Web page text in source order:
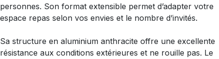
personnes. Son format extensible permet d’adapter votre
espace repas selon vos envies et le nombre d’invités.
Sa structure en aluminium anthracite offre une excellente
résistance aux conditions extérieures et ne rouille pas. Le